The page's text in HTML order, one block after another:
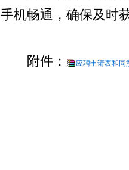
手机畅通，确保及时
附件： 应聘申请表和